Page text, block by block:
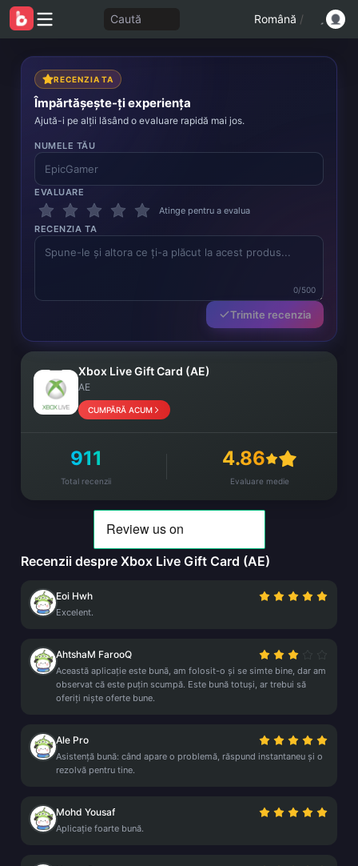
Caută Română /
RECENZIA TA
Împărtășește-ți experiența
Ajută-i pe alții lăsând o evaluare rapidă mai jos.
NUMELE TĂU
EVALUARE
Atinge pentru a evalua
RECENZIA TA
0/500
Trimite recenzia
Xbox Live Gift Card (AE)
AE
CUMPĂRĂ ACUM
911
Total recenzii
4.86
Evaluare medie
Recenzii despre Xbox Live Gift Card (AE)
Eoi Hwh
Excelent.
AhtshaM FarooQ
Această aplicație este bună, am folosit-o și se simte bine, dar am
observat că este puțin scumpă. Este bună totuși, ar trebui să
oferiți niște oferte bune.
Ale Pro
Asistență bună: când apare o problemă, răspund instantaneu și o
rezolvă pentru tine.
Mohd Yousaf
Aplicație foarte bună.